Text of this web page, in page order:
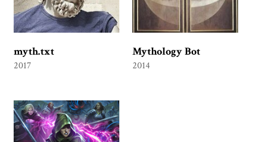
myth.txt
2017
Mythology Bot
2014